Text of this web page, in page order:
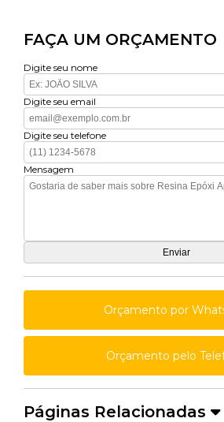
FAÇA UM ORÇAMENTO
Digite seu nome
Digite seu email
Digite seu telefone
Mensagem
Orçamento por
Orçamento pelo
Páginas Relacionadas